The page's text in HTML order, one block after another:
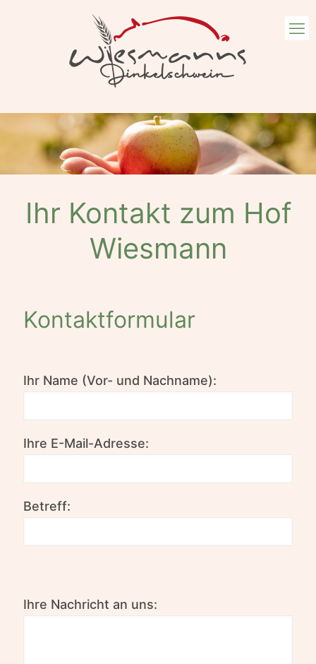
Ihr Kontakt zum Hof
Wiesmann
Kontaktformular
Ihr Name (Vor- und Nachname):
Ihre E-Mail-Adresse:
Betreff:
Ihre Nachricht an uns: